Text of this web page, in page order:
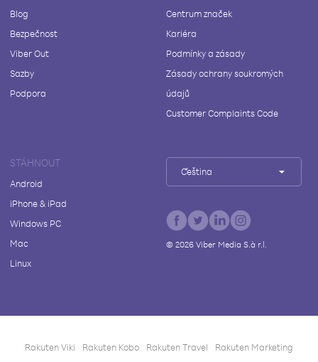
Blog
Bezpečnost
Viber Out
Sazby
Podpora
Centrum značek
Kariéra
Podmínky a zásady
Zásady ochrany soukromých
údajů
Customer Complaints Code
STÁHNOUT
Android
iPhone & iPad
Windows PC
Mac
Linux
Čeština
© 2026Viber Media S.à r.l.
Rakuten Viki Rakuten Kobo Rakuten Travel Rakuten Marketing